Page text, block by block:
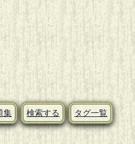
集 検索する タグ一覧